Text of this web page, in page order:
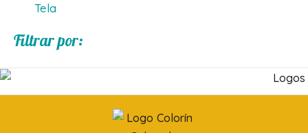
Tela
Filtrar por: